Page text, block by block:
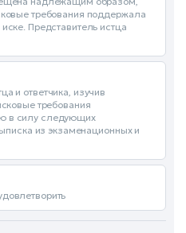
требования поддержала
Представитель истца
и ответчика, изучив
требования
в силу следующих
из экзаменационных и